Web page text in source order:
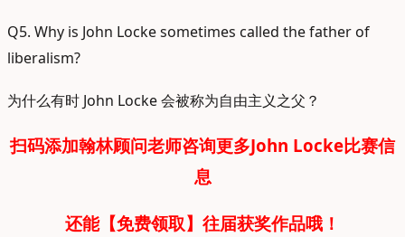
Q5. Why is John Locke sometimes called the father of
liberalism?
为什么有时 John Locke 会被称为自由主义之父？
扫码添加翰林顾问老师咨询更多John Locke比赛信
息
还能【免费领取】往届获奖作品哦！